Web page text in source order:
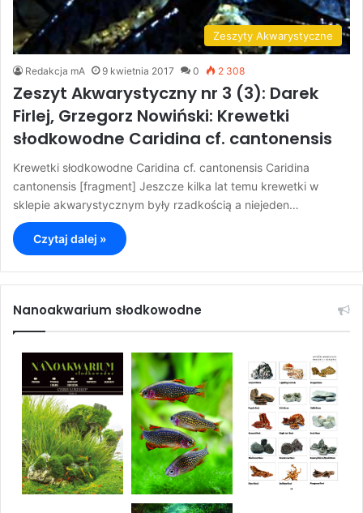
Zeszyty Akwarystyczne
Redakcja mA 9 kwietnia 2017 0 2 308
Zeszyt Akwarystyczny nr 3 (3): Darek
Firlej, Grzegorz Nowiński: Krewetki
słodkowodne Caridina cf. cantonensis
Krewetki słodkowodne Caridina cf. cantonensis Caridina
cantonensis [fragment] Jeszcze kilka lat temu krewetki w
sklepie akwarystycznym były rzadkością a niejeden…
Czytaj dalej »
Nanoakwarium słodkowodne